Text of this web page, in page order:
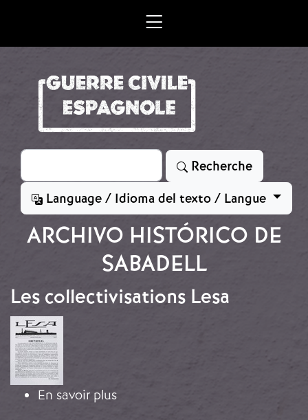
Rechercher
Recherche
Language / Idioma del texto / Langue
ARCHIVO HISTÓRICO DE
SABADELL
Les collectivisations Lesa
Image
En savoir plussur Les collectivisations Lesa